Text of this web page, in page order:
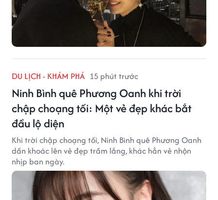
DU LỊCH - KHÁM PHÁ 15 phút trước
Ninh Bình quê Phương Oanh khi trời
chập choạng tối: Một vẻ đẹp khác bắt
đầu lộ diện
Khi trời chập choạng tối, Ninh Bình quê Phương Oanh
dần khoác lên vẻ đẹp trầm lắng, khác hẳn vẻ nhộn
nhịp ban ngày.